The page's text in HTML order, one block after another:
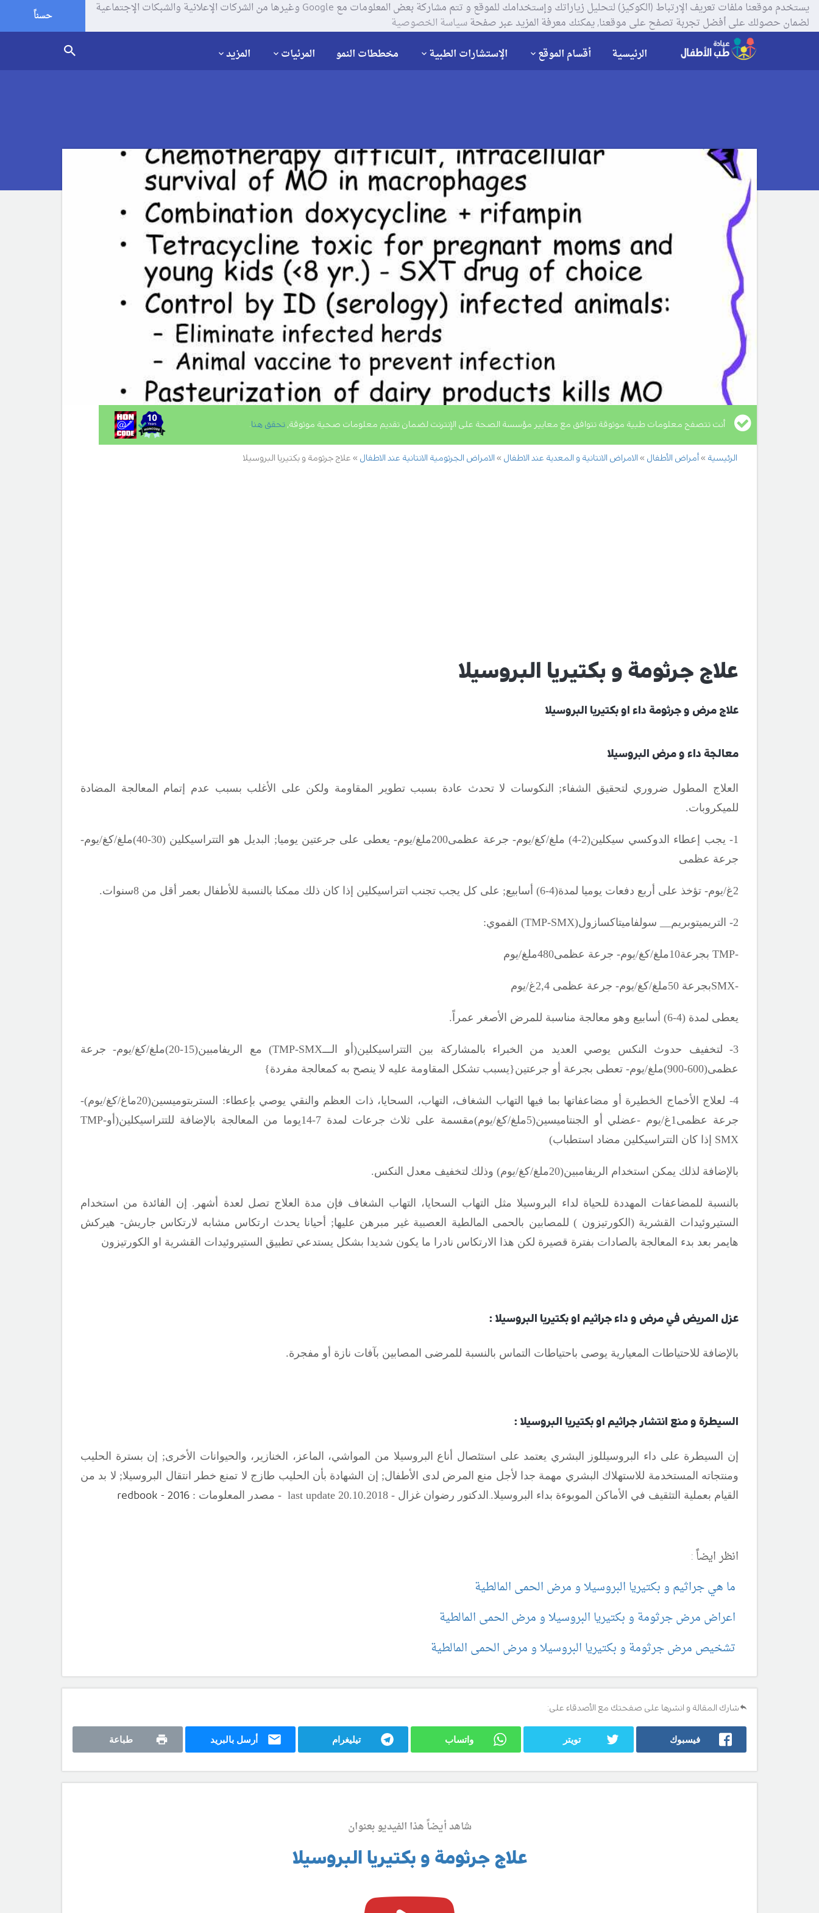
يستخدم موقعنا ملفات تعريف الإرتباط (الكوكيز) لتحليل زياراتك وإستخدامك للموقع و تتم مشاركة بعض المعلومات مع Google وغيرها من الشركات الإعلانية والشبكات الإجتماعية
لضمان حصولك على أفضل تجربة تصفح على موقعنا, يمكنك معرفة المزيد عبر صفحةسياسة الخصوصية حسناً
الرئيسية أقسام الموقع الإستشارات الطبية مخططات النمو المرئيات المزيد
أنت تتصفح معلومات طبية موثوقة تتوافق مع معايير مؤسسة الصحة على الإنترنت لضمان تقديم معلومات صحية موثوقة, تحقق هنا.
الرئيسية أمراض الأطفال الامراض الانتانية و المعدية عند الاطفال الامراض الجرثومية الانتانية عند الاطفال علاج جرثومة و بكتيريا البروسيلا
علاج جرثومة و بكتيريا البروسيلا
علاج مرض و جرثومة داء او بكتيريا البروسيلا
معالجة داء و مرض البروسيلا
العلاج المطول ضروري لتحقيق الشفاء; النكوسات لا تحدث عادة بسبب تطوير المقاومة ولكن على الأغلب بسبب عدم إتمام المعالجة المضادة
للميكروبات.
1- يجب إعطاء الدوكسي سيكلين(2-4) ملغ/كغ/يوم- جرعة عظمى200ملغ/يوم- يعطى على جرعتين يوميا ;
البديل هو التتراسيكلين (30-40)ملغ/كغ/يوم-
جرعة عظمى
2غ/يوم- تؤخذ على أربع دفعات يوميا لمدة(4-6) أسابيع ; على كل يجب تجنب اتتراسيكلين إذا كان ذلك ممكنا بالنسبة للأطفال بعمر أقل من 8سنوات.
2- التريميتوبريم__ سولفاميتاكسازول( TMP-SMX) الفموي:
-
TMP بجرعة10ملغ/كغ/يوم- جرعة عظمى480ملغ/يوم
-
SMXبجرعة 50ملغ/كغ/يوم- جرعة عظمى 2 ,4غ/يوم
يعطى لمدة (4-6) أسابيع وهو معالجة مناسبة للمرض الأصغر عمراً.
3- لتخفيف حدوث النكس يوصي العديد من الخبراء بالمشاركة بين التتراسيكلين(أو الـــ TMP-SMX)
مع الريفامبين(15-20)ملغ/كغ/يوم- جرعة
عظمى(600-900)ملغ/يوم- تعطى بجرعة أو جرعتين
{يسبب تشكل المقاومة عليه لا ينصح به كمعالجة مفردة}
4-
لعلاج الأخماج الخطيرة أو مضاعفاتها بما فيها التهاب الشغاف، التهاب، السحايا، ذات العظم والنقي يوصي بإعطاء: الستربتوميسين(20ماغ/كغ/يوم)-
جرعة عظمى1غ/يوم -عضلي أو الجنتاميسين(5ملغ/كغ/يوم)مقسمة على ثلاث جرعات لمدة 7-14يوما من المعالجة بالإضافة للتتراسيكلين(أو
TMP-
SMX إذا كان التتراسيكلين مضاد استطباب)
بالإضافة لذلك يمكن استخدام الريفامبين(20ملغ/كغ/يوم) وذلك لتخفيف معدل النكس.
بالنسبة للمضاعفات المهددة للحياة لداء البروسيلا مثل التهاب السحايا، التهاب الشغاف فإن مدة العلاج تصل لعدة أشهر. إن الفائدة من استخدام
الستيروئيدات القشرية (الكورتيزون ) للمصابين بالحمى المالطية العصبية غير مبرهن عليها; أحيانا يحدث ارتكاس مشابه لارتكاس جاريش- هيركش
هايمر بعد بدء المعالجة بالصادات بفترة قصيرة لكن هذا الارتكاس نادرا ما يكون شديدا بشكل يستدعي تطبيق الستيروئيدات القشرية او الكورتيزون
عزل المريض في مرض و داء جراثيم او بكتيريا البروسيلا :
بالإضافة للاحتياطات المعيارية يوصى باحتياطات التماس بالنسبة للمرضى المصابين بآفات نازة أو مفجرة.
السيطرة و منع انتشار جراثيم او بكتيريا البروسيلا :
إن السيطرة على داء البروسيللوز البشري يعتمد على استئصال أناع البروسيلا من المواشي، الماعز، الخنازير، والحيوانات الأخرى; إن بسترة الحليب
ومنتجاته المستخدمة للاستهلاك البشري مهمة جدا لأجل منع المرض لدى الأطفال; إن الشهادة بأن الحليب طازج لا تمنع خطر انتقال البروسيلا; لا بد من
القيام بعملية التثقيف في الأماكن الموبوءة بداء البروسيلا..الدكتور رضوان غزال - last update 20.10.2018 - مصدر المعلومات : redbook - 2016
انظر ايضاً :
ما هي جراثيم و بكتيريا البروسيلا و مرض الحمى المالطية
اعراض مرض جرثومة و بكتيريا البروسيلا و مرض الحمى المالطية
تشخيص مرض جرثومة و بكتيريا البروسيلا و مرض الحمى المالطية
شارك المقالة و انشرها على صفحتك مع الأصدقاء على:
فيسبوك تويتر واتساب تيليغرام أرسل بالبريد طباعة
شاهد أيضاً هذا الفيديو بعنوان
علاج جرثومة و بكتيريا البروسيلا